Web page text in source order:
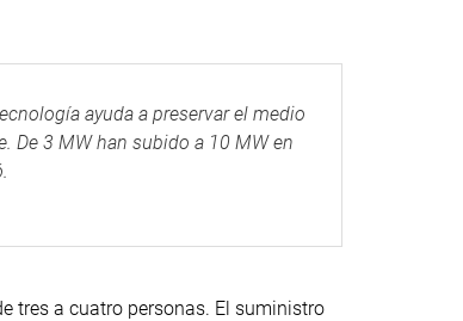
ayuda a preservar el medio
De 3 MW han subido a 10 MW en
tres a cuatro personas. El suministro